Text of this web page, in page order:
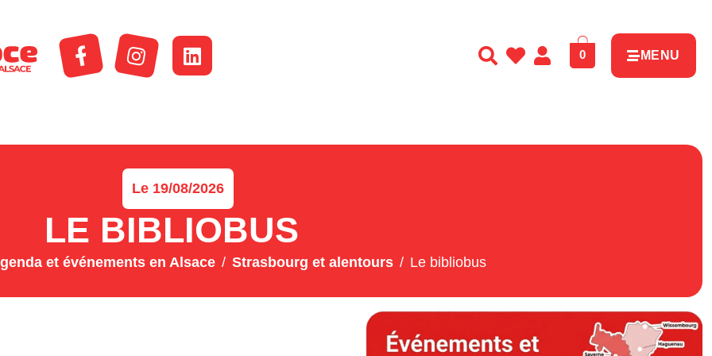
0 MENU
Le 19/08/2026
LE BIBLIOBUS
et événements en Alsace Strasbourg et alentours Le bibliobus